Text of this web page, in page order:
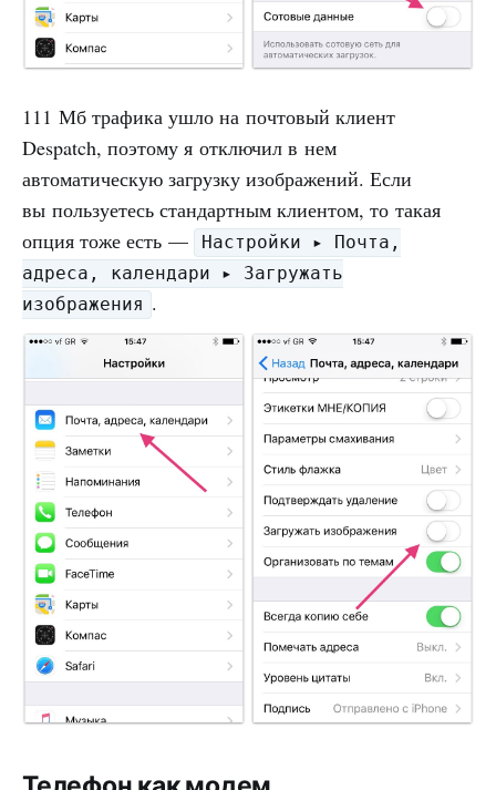
111 Мб трафика ушло на почтовый клиент
Despatch, поэтому я отключил в нем
автоматическую загрузку изображений. Если
вы пользуетесь стандартным клиентом, то такая
опция тоже есть —
Настройки ▸ Почта,
адреса, календари ▸ Загружать
изображения .